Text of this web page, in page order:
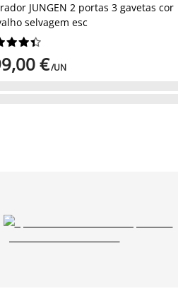
JUNGEN 2 portas 3 gavetas cor
selvagem esc




€/UN